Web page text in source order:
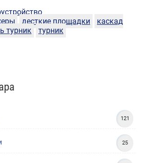
121
25
десткие площадки
каскад
турник турник